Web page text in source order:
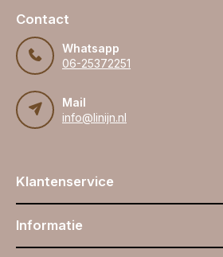
Contact
Whatsapp
06-25372251
Mail
info@linijn.nl
Klantenservice
Informatie